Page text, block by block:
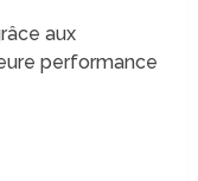
aux
performance